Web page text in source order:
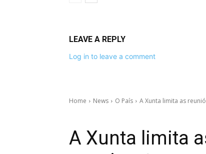
LEAVE A REPLY
Log in to leave a comment